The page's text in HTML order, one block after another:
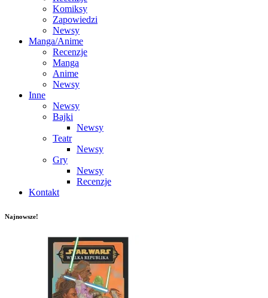
Komiksy
Zapowiedzi
Newsy
Manga/Anime
Recenzje
Manga
Anime
Newsy
Inne
Newsy
Bajki
Newsy
Teatr
Newsy
Gry
Newsy
Recenzje
Kontakt
Najnowsze!